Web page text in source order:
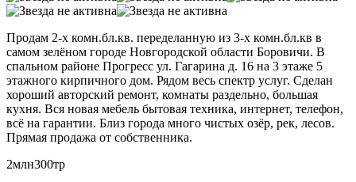
Продам 2-х комн.бл.кв. переделанную из 3-х комн.бл.кв в
самом зелёном городе Новгородской области Боровичи. В
спальном районе Прогресс ул. Гагарина д. 16 на 3 этаже 5
этажного кирпичного дом. Рядом весь спектр услуг. Сделан
хороший авторский ремонт, комнаты раздельно, большая
кухня. Вся новая мебель бытовая техника, интернет, телефон,
всё на гарантии. Близ города много чистых озёр, рек, лесов.
Прямая продажа от собственника.
2млн300тр